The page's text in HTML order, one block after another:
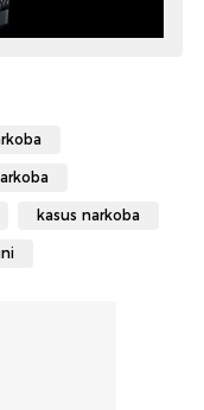
kasus narkoba